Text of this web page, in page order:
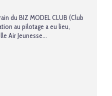
du BIZ MODEL CLUB (Club
au pilotage a eu lieu,
Air Jeunesse...